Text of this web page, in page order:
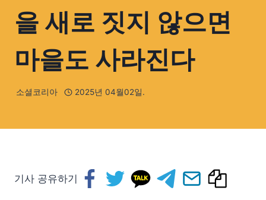
을 새로 짓지 않으면
마을도 사라진다
소셜코리아 2025년 04월02일.
기사 공유하기